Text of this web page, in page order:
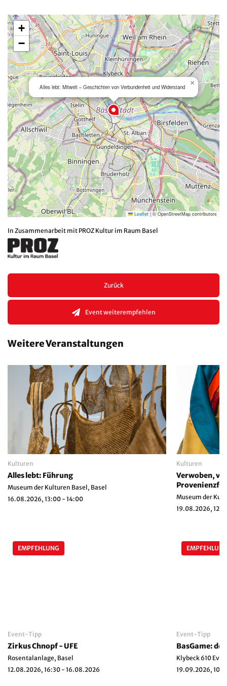
Alles lebt: Mitwelt – Geschichten von Verbundenheit und Widerstand ×
+
−
Leaflet | © OpenStreetMap contributors
In Zusammenarbeit mit PROZ Kultur im Raum Basel
Zurück
Event weiterempfehlen
Weitere Veranstaltungen
Kulturen
Alles lebt: Führung
Museum der Kulturen Basel, Basel
16.08.2026, 13:00 - 14:00
Kulturen
Verwoben,
Führung
Museum der
19.08.2026,
EMPFEHLUNG
Event-Tipp
Zirkus Chnopf - UFE
Rosentalanlage, Basel
12.08.2026, 16:30 - 16.08.2026
Event-Tipp
BasGame:
Klybeck 610
19.09.2026,